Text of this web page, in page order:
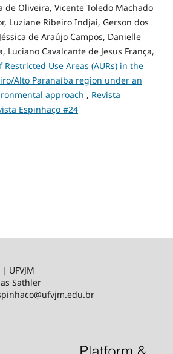
de Oliveira, Vicente Toledo Machado
Luziane Ribeiro Indjai, Gerson dos
de Araújo Campos, Danielle
Luciano Cavalcante de Jesus França,
Use Areas (AURs) in the
Alto Paranaíba region under an
approach , Revista
Espinhaço #24
| UFVJM
Sathler